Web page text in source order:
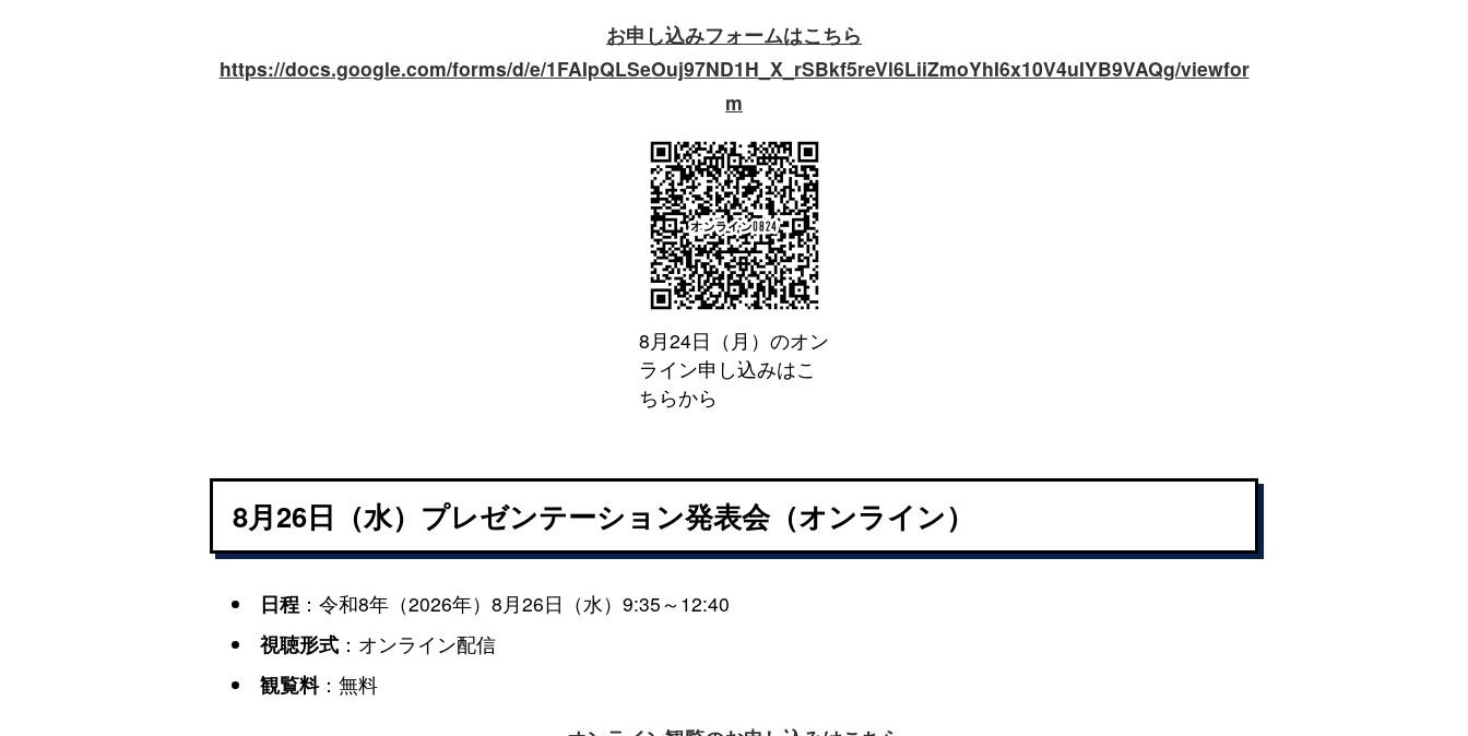
お申し込みフォームはこちら
https://docs.google.com/forms/d/e/1FAIpQLSeOuj97ND1H_X_rSBkf5reVl6LiiZmoYhI6x10V4uIYB9VAQg/viewfor
m
8月24日（月）のオン
ライン申し込みはこ
ちらから
8月26日（水）プレゼンテーション発表会（オンライン）
日程 ：令和8年（2026年）8月26日（水）9:35～12:40
視聴形式 ：オンライン配信
観覧料：無料